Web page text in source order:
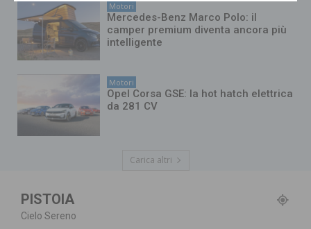
Motori
Mercedes-Benz Marco Polo: il
camper premium diventa ancora più
intelligente
Motori
Opel Corsa GSE: la hot hatch elettrica
da 281 CV
Carica altri
PISTOIA
Cielo Sereno